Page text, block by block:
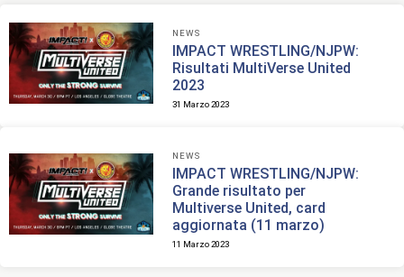
NEWS
IMPACT WRESTLING/NJPW:
Risultati MultiVerse United
2023
31 Marzo 2023
NEWS
IMPACT WRESTLING/NJPW:
Grande risultato per
Multiverse United, card
aggiornata (11 marzo)
11 Marzo 2023